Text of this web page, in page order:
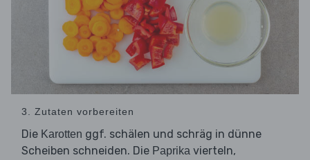
3. Zutaten vorbereiten
Die Karotten ggf. schälen und schräg in dünne
Scheiben schneiden. Die Paprika vierteln,